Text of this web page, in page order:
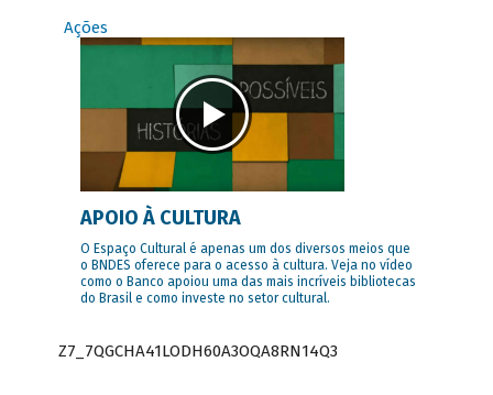
Ações
APOIO À CULTURA
O Espaço Cultural é apenas um dos diversos meios que
o BNDES oferece para o acesso à cultura. Veja no vídeo
como o Banco apoiou uma das mais incríveis bibliotecas
do Brasil e como investe no setor cultural.
Z7_7QGCHA41LODH60A3OQA8RN14Q3